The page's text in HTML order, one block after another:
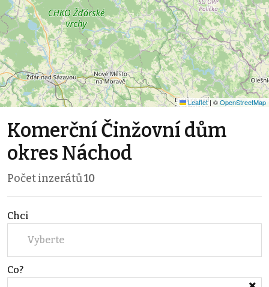
Leaflet | ©OpenStreetMap
Komerční Činžovní dům
okres Náchod
Počet inzerátů10
Chci
Vyberte
Co?